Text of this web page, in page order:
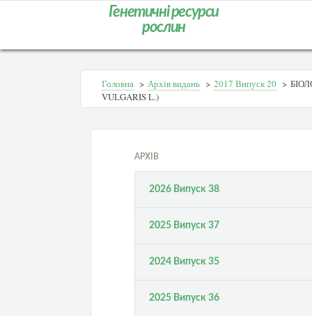
Генетичні ресурси
рослин
Головна > Архів видань > 2017 Випуск 20 >
VULGARIS L.)
АРХІВ
2026 Випуск 38
2025 Випуск 37
2024 Випуск 35
2025 Випуск 36